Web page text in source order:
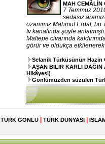
MAH CEMÂLİN
7 Temmuz
sedasız
ozanımız Mahmut Erdal,
tv kanalında şöyle
Maltepe civarında
görür ve oldukça
Selanik Türküsünün Hazin
AŞAN BİLİR KARLI DAĞIN
Hikâyesi)
Gönlümüzden süzülen
TÜRK GÖNLÜ TÜRK DÜNYASI